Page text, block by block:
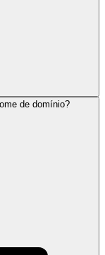
de domínio?